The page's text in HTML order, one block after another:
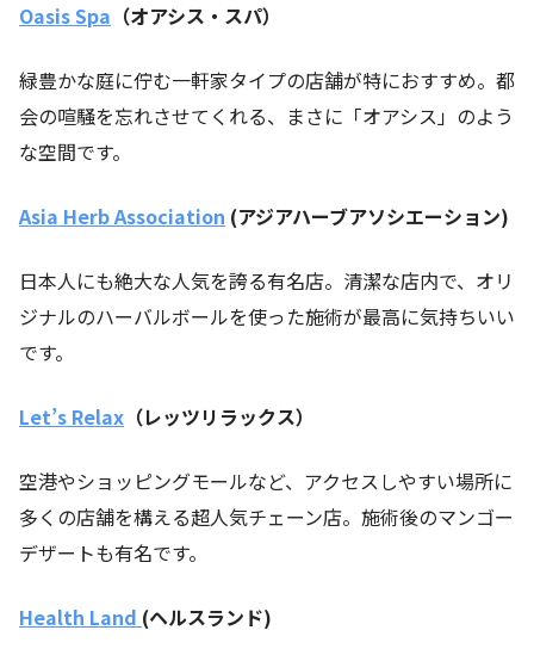
Oasis Spa （オアシス・スパ）
緑豊かな庭に佇む一軒家タイプの店舗が特におすすめ。都
会の喧騒を忘れさせてくれる、まさに「オアシス」のよう
な空間です。
Asia Herb Association (アジアハーブアソシエーション)
日本人にも絶大な人気を誇る有名店。清潔な店内で、オリ
ジナルのハーバルボールを使った施術が最高に気持ちいい
です。
Let’s Relax （レッツリラックス）
空港やショッピングモールなど、アクセスしやすい場所に
多くの店舗を構える超人気チェーン店。施術後のマンゴー
デザートも有名です。
Health Land (ヘルスランド)